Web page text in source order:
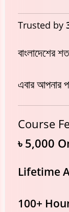
Trusted by
এবার আপনার
Course
৳ 5,000
Lifetime
100+